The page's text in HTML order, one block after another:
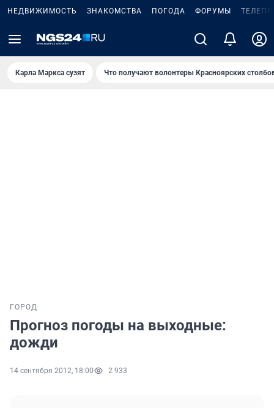
НЕДВИЖИМОСТЬ ЗНАКОМСТВА ПОГОДА ФОРУМЫ
Карла Маркса сузят Что получают волонтеры Красноярских
ГОРОД
Прогноз погоды на выходные:
дожди
14 сентября 2012, 18:00 2 933